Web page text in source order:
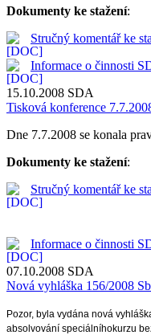
Dokumenty ke stažení:
Stručný komentář ke
Informace o činnosti
15.10.2008 SDA
Tisková konference
Dne 7.7.2008 se konala
Dokumenty ke stažení:
Stručný komentář ke
Informace o činnosti
07.10.2008 SDA
Nová vyhláška 156/2008
Pozor, byla vydána nová
absolvování speciálníhokurzu